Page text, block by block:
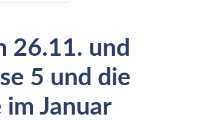
26.11. und
5 und die
Januar